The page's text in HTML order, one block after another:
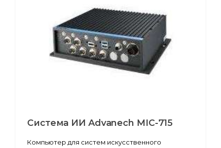
Система ИИ Advanech MIC-715
Компьютер для систем искусственного